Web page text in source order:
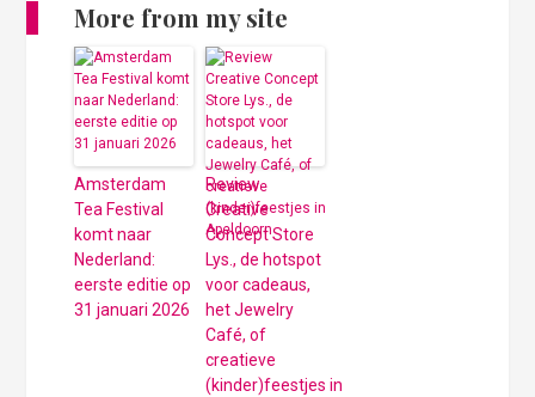
More from my site
Amsterdam
Tea Festival
komt naar
Nederland:
eerste editie op
31 januari 2026
Review
Creative
Concept Store
Lys., de hotspot
voor cadeaus,
het Jewelry
Café, of
creatieve
(kinder)feestjes in